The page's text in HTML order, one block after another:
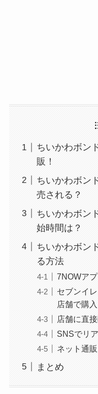
ちいかわボン
販！
ちいかわボン
売される？
ちいかわボン
始時間は？
ちいかわボン
る方法
7NOWア
セブンイ
店舗で購入
店舗に直
SNSでリ
ネット通
まとめ